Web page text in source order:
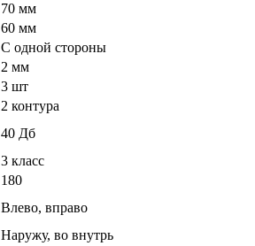
70 мм
60 мм
С одной стороны
2 мм
3 шт
2 контура
40 Дб
3 класс
180
Влево, вправо
Наружу, во внутрь